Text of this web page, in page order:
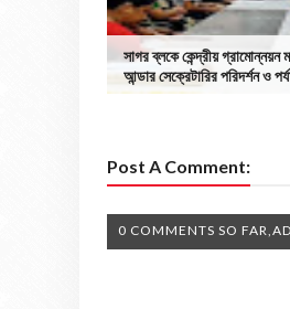
সাগর ব্লকে কেন্দ্রীয় গ্রামোন্নয়ন
আন্ডার সেক্রেটারির পরিদর্শন ও
Post A Comment:
0 COMMENTS SO